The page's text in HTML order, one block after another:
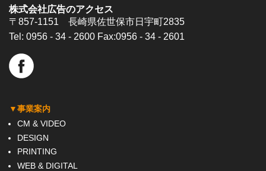
株式会社広告のアクセス
〒857-1151 長崎県佐世保市日宇町2835
Tel: 0956 - 34 - 2600 Fax:0956 - 34 - 2601
▼事業案内
CM & VIDEO
DESIGN
PRINTING
WEB & DIGITAL